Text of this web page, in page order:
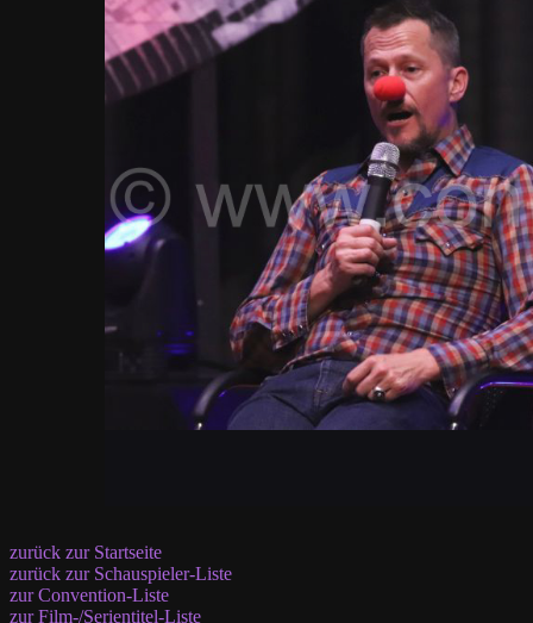
zurück zur Startseite
zurück zur Schauspieler-Liste
zur Convention-Liste
zur Film-/Serientitel-Liste